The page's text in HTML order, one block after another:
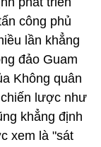
công phủ
lần khẳng
đảo Guam
Không quân
lược như
khẳng định
xem là "sát